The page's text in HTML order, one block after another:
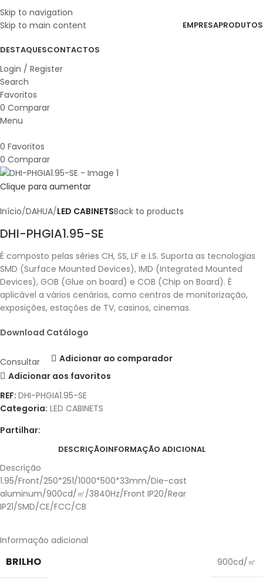
Skip to navigation
Skip to main content
EMPRESAPRODUTOS
DESTAQUESCONTACTOS
Login / Register
Search
Favoritos
0 Comparar
Menu
0 Favoritos
0 Comparar
Clique para aumentar
Início DAHUA LED CABINETSBack to products
DHI-PHGIA1.95-SE
É composto pelas séries CH, SS, LF e LS. Suporta as tecnologias
SMD (Surface Mounted Devices), IMD (Integrated Mounted
Devices), GOB (Glue on board) e COB (Chip on Board). É
aplicável a vários cenários, como centros de monitorização,
exposições, estações de TV, casinos, cinemas.
Download Catálogo
Consultar
Adicionar ao comparador
Adicionar aos favoritos
REF: DHI-PHGIA1.95-SE
Categoria: LED CABINETS
Partilhar:
DESCRIÇÃOINFORMAÇÃO ADICIONAL
Descrição
1.95/Front/250*251/1000*500*33mm/Die-cast
aluminum/900cd/㎡/3840Hz/Front IP20/Rear
IP21/SMD/CE/FCC/CB
Informação adicional
BRILHO 900cd/㎡